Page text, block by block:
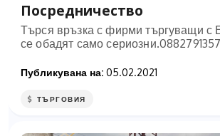
Посредничество
Търся връзка с фирми търгуващи с
се обадят само сериозни.0882791357
Публикувана на: 05.02.2021
ТЪРГОВИЯ